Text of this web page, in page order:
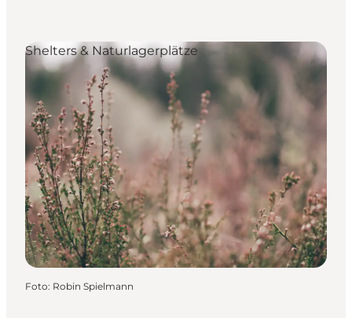
Shelters & Naturlagerplätze
Foto: Robin Spielmann